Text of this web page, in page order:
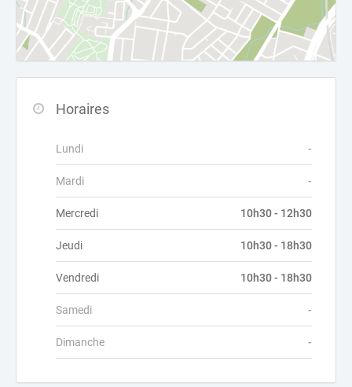
Horaires
Lundi -
Mardi -
Mercredi 10h30 - 12h30
Jeudi 10h30 - 18h30
Vendredi 10h30 - 18h30
Samedi -
Dimanche -